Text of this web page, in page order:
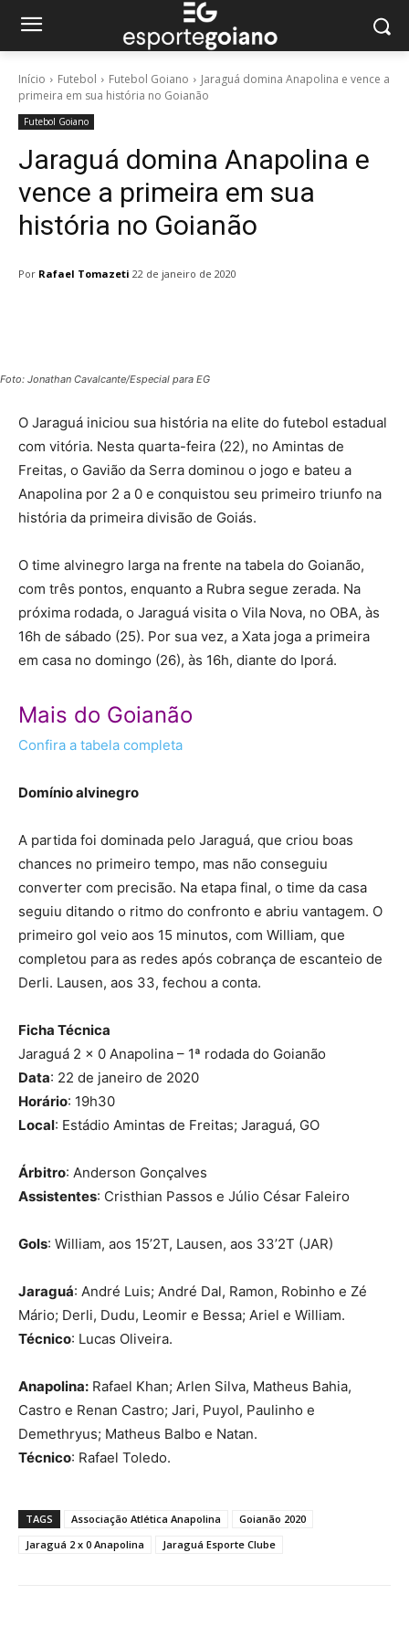
Início Futebol Futebol Goiano
Jaraguá domina Anapolina e vence a
primeira em sua história no Goianão
Futebol Goiano
Jaraguá domina Anapolina e
vence a primeira em sua
história no Goianão
Por Rafael Tomazeti 22 de janeiro de 2020
Foto: Jonathan Cavalcante/Especial para EG
O Jaraguá iniciou sua história na elite do futebol estadual
com vitória. Nesta quarta-feira (22), no Amintas de
Freitas, o Gavião da Serra dominou o jogo e bateu a
Anapolina por 2 a 0 e conquistou seu primeiro triunfo na
história da primeira divisão de Goiás.
O time alvinegro larga na frente na tabela do Goianão,
com três pontos, enquanto a Rubra segue zerada. Na
próxima rodada, o Jaraguá visita o Vila Nova, no OBA, às
16h de sábado (25). Por sua vez, a Xata joga a primeira
em casa no domingo (26), às 16h, diante do Iporá.
Mais do Goianão
Confira a tabela completa
Domínio alvinegro
A partida foi dominada pelo Jaraguá, que criou boas
chances no primeiro tempo, mas não conseguiu
converter com precisão. Na etapa final, o time da casa
seguiu ditando o ritmo do confronto e abriu vantagem. O
primeiro gol veio aos 15 minutos, com William, que
completou para as redes após cobrança de escanteio de
Derli. Lausen, aos 33, fechou a conta.
Ficha Técnica
Jaraguá 2 x 0 Anapolina – 1ª rodada do Goianão
Data: 22 de janeiro de 2020
Horário: 19h30
Local: Estádio Amintas de Freitas; Jaraguá, GO
Árbitro: Anderson Gonçalves
Assistentes: Cristhian Passos e Júlio César Faleiro
Gols: William, aos 15’2T, Lausen, aos 33’2T (JAR)
Jaraguá: André Luis; André Dal, Ramon, Robinho e Zé
Mário; Derli, Dudu, Leomir e Bessa; Ariel e William.
Técnico: Lucas Oliveira.
Anapolina: Rafael Khan; Arlen Silva, Matheus Bahia,
Castro e Renan Castro; Jari, Puyol, Paulinho e
Demethryus; Matheus Balbo e Natan.
Técnico: Rafael Toledo.
TAGS Associação Atlética Anapolina
Goianão 2020
Jaraguá 2 x 0 Anapolina
Jaraguá Esporte Clube